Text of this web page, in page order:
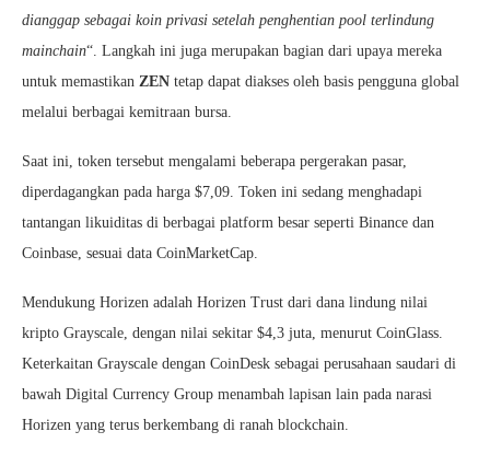
dianggap sebagai koin privasi setelah penghentian pool terlindung
mainchain“. Langkah ini juga merupakan bagian dari upaya mereka
untuk memastikan ZEN tetap dapat diakses oleh basis pengguna global
melalui berbagai kemitraan bursa.
Saat ini, token tersebut mengalami beberapa pergerakan pasar,
diperdagangkan pada harga $7,09. Token ini sedang menghadapi
tantangan likuiditas di berbagai platform besar seperti Binance dan
Coinbase, sesuai data CoinMarketCap.
Mendukung Horizen adalah Horizen Trust dari dana lindung nilai
kripto Grayscale, dengan nilai sekitar $4,3 juta, menurut CoinGlass.
Keterkaitan Grayscale dengan CoinDesk sebagai perusahaan saudari di
bawah Digital Currency Group menambah lapisan lain pada narasi
Horizen yang terus berkembang di ranah blockchain.